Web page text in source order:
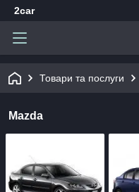
2car
Товари та послуги
Mazda